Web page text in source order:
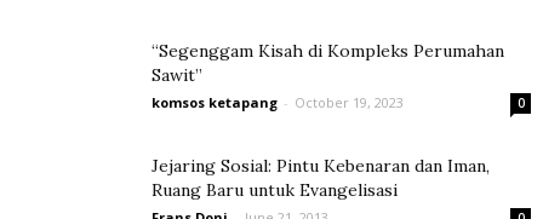
“Segenggam Kisah di Kompleks Perumahan
Sawit”
komsos ketapang - October 19, 2023 0
Jejaring Sosial: Pintu Kebenaran dan Iman,
Ruang Baru untuk Evangelisasi